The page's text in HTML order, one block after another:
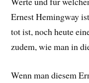
Ernest Hemingway
tot ist, noch heute
zudem, wie man in
Wenn man diesem